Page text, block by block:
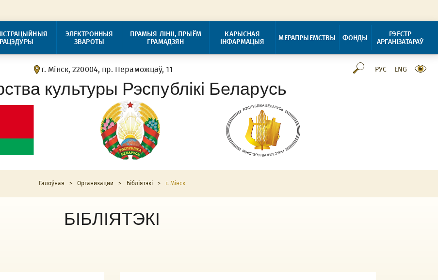
ЭЛЕКТРОННЫЯ
ЗВАРОТЫ
ПРАМЫЯ ЛІНІІ, ПРЫЁМ
ГРАМАДЗЯН
КАРЫСНАЯ
ІНФАРМАЦЫЯ
МЕРАПРЫЕМСТВЫ ФОНДЫ
РЭЕСТР
АРГАНІЗАТАРАЎ
г. Мінск, 220004, пр. Пераможцаў, 11 РУС ENG
культуры Рэспублікі Беларусь
Галоўная > Организации > Бібліятэкi > г. Мінск
БІБЛІЯТЭКI